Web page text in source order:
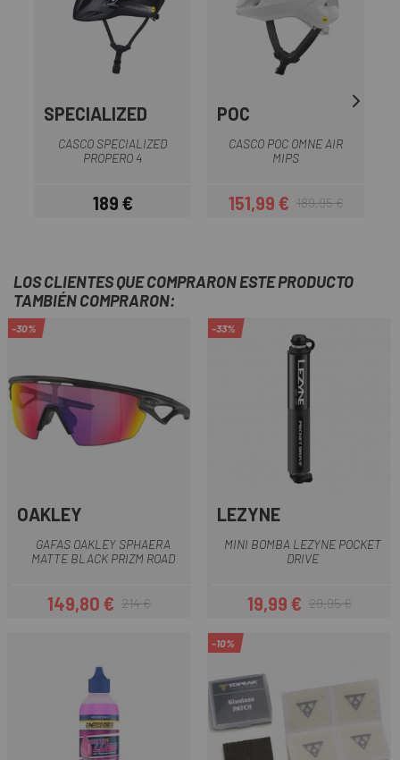
SPECIALIZED
CASCO SPECIALIZED
PROPERO 4
Precio
189 €
POC
CASCO POC OMNE AIR
MIPS
Precio
151,99 €Precio regular
189,95 €
LOS CLIENTES QUE COMPRARON ESTE PRODUCTO
TAMBIÉN COMPRARON:
-30%
OAKLEY
GAFAS OAKLEY SPHAERA
MATTE BLACK PRIZM ROAD
Precio
149,80 €Precio regular
214 €
-33%
LEZYNE
MINI BOMBA LEZYNE POCKET
DRIVE
Precio
19,99 €Precio regular
29,95 €
-10%